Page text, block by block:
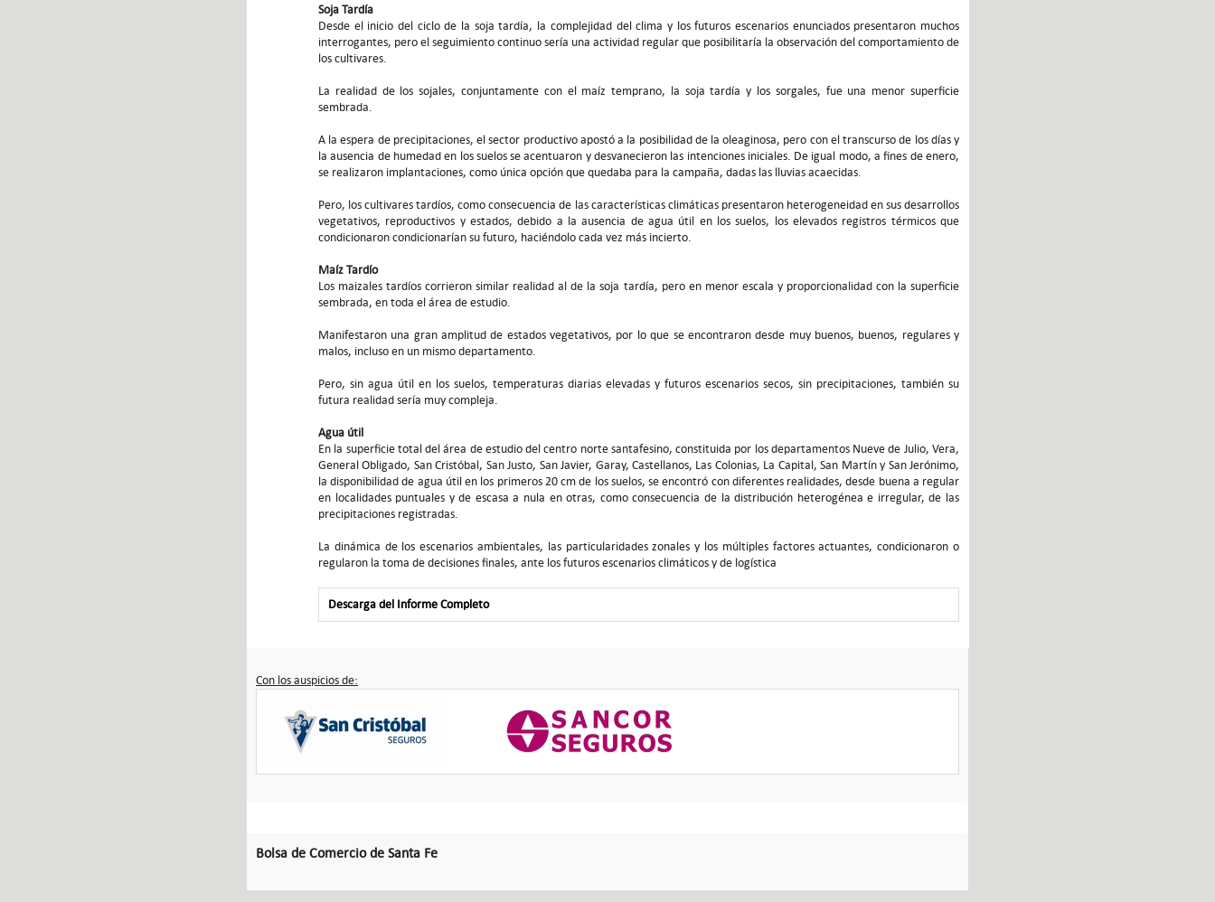
Soja Tardía
Desde el inicio del ciclo de la soja tardía, la complejidad del clima y los futuros escenarios enunciados presentaron muchos
interrogantes, pero el seguimiento continuo sería una actividad regular que posibilitaría la observación del comportamiento de
los cultivares.
La realidad de los sojales, conjuntamente con el maíz temprano, la soja tardía y los sorgales, fue una menor superficie
sembrada.
A la espera de precipitaciones, el sector productivo apostó a la posibilidad de la oleaginosa, pero con el transcurso de los días y
la ausencia de humedad en los suelos se acentuaron y desvanecieron las intenciones iniciales. De igual modo, a fines de enero,
se realizaron implantaciones, como única opción que quedaba para la campaña, dadas las lluvias acaecidas.
Pero, los cultivares tardíos, como consecuencia de las características climáticas presentaron heterogeneidad en sus desarrollos
vegetativos, reproductivos y estados, debido a la ausencia de agua útil en los suelos, los elevados registros térmicos que
condicionaron condicionarían su futuro, haciéndolo cada vez más incierto.
Maíz Tardío
Los maizales tardíos corrieron similar realidad al de la soja tardía, pero en menor escala y proporcionalidad con la superficie
sembrada, en toda el área de estudio.
Manifestaron una gran amplitud de estados vegetativos, por lo que se encontraron desde muy buenos, buenos, regulares y
malos, incluso en un mismo departamento.
Pero, sin agua útil en los suelos, temperaturas diarias elevadas y futuros escenarios secos, sin precipitaciones, también su
futura realidad sería muy compleja.
Agua útil
En la superficie total del área de estudio del centro norte santafesino, constituida por los departamentos Nueve de Julio, Vera,
General Obligado, San Cristóbal, San Justo, San Javier, Garay, Castellanos, Las Colonias, La Capital, San Martín y San Jerónimo,
la disponibilidad de agua útil en los primeros 20 cm de los suelos, se encontró con diferentes realidades, desde buena a regular
en localidades puntuales y de escasa a nula en otras, como consecuencia de la distribución heterogénea e irregular, de las
precipitaciones registradas.
La dinámica de los escenarios ambientales, las particularidades zonales y los múltiples factores actuantes, condicionaron o
regularon la toma de decisiones finales, ante los futuros escenarios climáticos y de logística
Descarga del Informe Completo
Con los auspicios de:
Bolsa de Comercio de Santa Fe